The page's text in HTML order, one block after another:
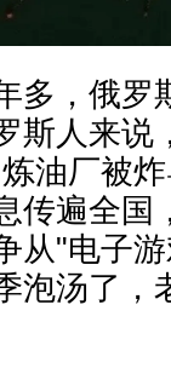
多，俄罗
斯人来说
油厂被
传遍全国
从"电子
泡汤了，